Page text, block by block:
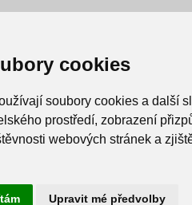
cookies
soubory cookies a další
prostředí, zobrazení
webových stránek a
Upravit mé předvolby